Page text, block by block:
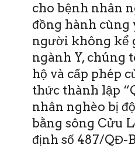
cho bệnh nhân
đồng hành cùng
người không kể
ngành Y, chúng
hộ và cấp phép
thức thành lập
nhân nghèo bị
bằng sông Cửu
định số 487/QĐ-